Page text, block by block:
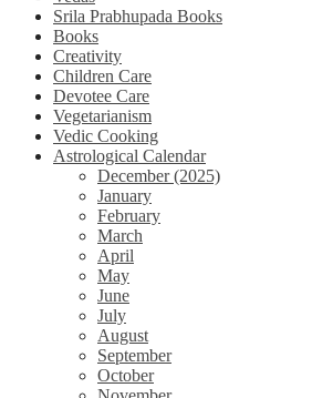
Srila Prabhupada Books
Books
Creativity
Children Care
Devotee Care
Vegetarianism
Vedic Cooking
Astrological Calendar
December (2025)
January
February
March
April
May
June
July
August
September
October